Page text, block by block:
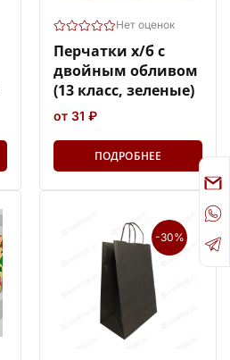
Нет оценок
Перчатки х/б с
двойным обливом
(13 класс, зеленые)
от 31 ₽
ПОДРОБНЕЕ
-30%